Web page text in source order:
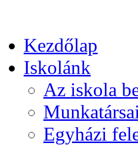
Kezdőlap
Iskolánk
Az iskola
Egyházi